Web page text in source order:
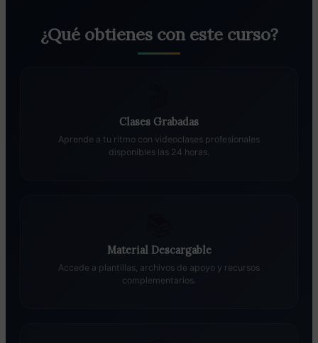
¿Qué obtienes con este curso?
Clases Grabadas
Aprende a tu ritmo con videoclases profesionales
disponibles las 24 horas.
Material Descargable
Accede a plantillas, archivos de apoyo y recursos
complementarios.